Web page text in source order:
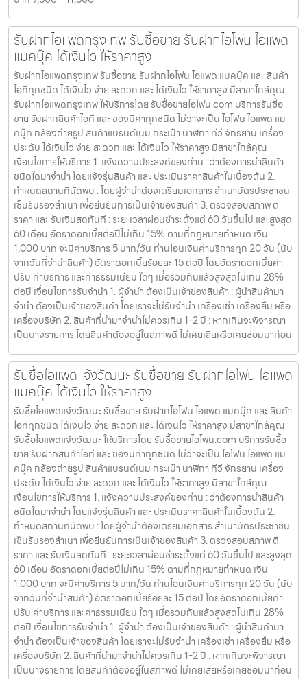
รับฝากไอแพดกรุงเทพ รับซื้อขาย รับฝากไอโฟน ไอแพด
แมคบุ๊ค ได้เงินไว ให้ราคาสูง
รับฝากไอแพดกรุงเทพ รับซื้อขาย รับฝากไอโฟน ไอแพด แมคบุ๊ค และ สินค้า
ไอทีทุกชนิด ได้เงินไว ง่าย สะดวก และ ได้เงินไว ให้ราคาสูง มีสาขาใกล้คุณ
รับฝากไอแพดกรุงเทพ ให้บริการโดย รับซื้อขายไอโฟน.com บริการรับซื้อ
ขาย รับฝากสินค้าไอที และ ของมีค่าทุกชนิด ไม่ว่าจะเป็น ไอโฟน ไอแพด แม
คบุ๊ค กล้องถ่ายรูป สินค้าแบรนด์เนม กระเป๋า นาฬิกา ทีวี จักรยาน เครื่อง
ประดับ ได้เงินไว ง่าย สะดวก และ ได้เงินไว ให้ราคาสูง มีสาขาใกล้คุณ
เงื่อนไขการให้บริการ 1. แจ้งความประสงค์ของท่าน : ว่าต้องการนำสินค้า
ชนิดใดมาจำนำ โดยแจ้งรุ่นสินค้า และ ประเมินราคาสินค้าในเบื้องต้น 2.
กำหนดสถานที่นัดพบ : โดยผู้จำนำต้องเตรียมเอกสาร สำเนาบัตรประชาชน
เซ็นรับรองสำเนา เพื่อยืนยันการเป็นเจ้าของสินค้า 3. ตรวจสอบสภาพ ตี
ราคา และ รับเงินสดทันที : ระยะเวลาผ่อนชำระตั้งแต่ 60 วันขึ้นไป และสูงสุด
60 เดือน อัตราดอกเบี้ยต่อปีไม่เกิน 15% ตามที่กฏหมายกำหนด เงิน
1,000 บาท จะมีค่าบริการ 5 บาท/วัน ท่านโอนเงินค่าบริการทุก 20 วัน (นับ
จากวันที่จำนำสินค้า) อัตราดอกเบี้ยร้อยละ 15 ต่อปี โดยอัตราดอกเบี้ยค่า
ปรับ ค่าบริการ และค่าธรรมเนียม ใดๆ เมื่อรวมกันแล้วสูงสุดไม่เกิน 28%
ต่อปี เงื่อนไขการรับจำนำ 1. ผู้จำนำ ต้องเป็นเจ้าของสินค้า : ผู้นำสินค้ามา
จำนำ ต้องเป็นเจ้าของสินค้า โดยเราจะไม่รับจำนำ เครื่องเช่า เครื่องยืม หรือ
เครื่องบริษัท 2. สินค้าที่นำมาจำนำไม่ควรเกิน 1-2 ปี : หากเกินจะพิจารณา
เป็นบางรายการ โดยสินค้าต้องอยู่ในสภาพดี ไม่เคยเสียหรือเคยซ่อมมาก่อน
รับซื้อไอแพดแจ้งวัฒนะ รับซื้อขาย รับฝากไอโฟน ไอแพด
แมคบุ๊ค ได้เงินไว ให้ราคาสูง
รับซื้อไอแพดแจ้งวัฒนะ รับซื้อขาย รับฝากไอโฟน ไอแพด แมคบุ๊ค และ สินค้า
ไอทีทุกชนิด ได้เงินไว ง่าย สะดวก และ ได้เงินไว ให้ราคาสูง มีสาขาใกล้คุณ
รับซื้อไอแพดแจ้งวัฒนะ ให้บริการโดย รับซื้อขายไอโฟน.com บริการรับซื้อ
ขาย รับฝากสินค้าไอที และ ของมีค่าทุกชนิด ไม่ว่าจะเป็น ไอโฟน ไอแพด แม
คบุ๊ค กล้องถ่ายรูป สินค้าแบรนด์เนม กระเป๋า นาฬิกา ทีวี จักรยาน เครื่อง
ประดับ ได้เงินไว ง่าย สะดวก และ ได้เงินไว ให้ราคาสูง มีสาขาใกล้คุณ
เงื่อนไขการให้บริการ 1. แจ้งความประสงค์ของท่าน : ว่าต้องการนำสินค้า
ชนิดใดมาจำนำ โดยแจ้งรุ่นสินค้า และ ประเมินราคาสินค้าในเบื้องต้น 2.
กำหนดสถานที่นัดพบ : โดยผู้จำนำต้องเตรียมเอกสาร สำเนาบัตรประชาชน
เซ็นรับรองสำเนา เพื่อยืนยันการเป็นเจ้าของสินค้า 3. ตรวจสอบสภาพ ตี
ราคา และ รับเงินสดทันที : ระยะเวลาผ่อนชำระตั้งแต่ 60 วันขึ้นไป และสูงสุด
60 เดือน อัตราดอกเบี้ยต่อปีไม่เกิน 15% ตามที่กฏหมายกำหนด เงิน
1,000 บาท จะมีค่าบริการ 5 บาท/วัน ท่านโอนเงินค่าบริการทุก 20 วัน (นับ
จากวันที่จำนำสินค้า) อัตราดอกเบี้ยร้อยละ 15 ต่อปี โดยอัตราดอกเบี้ยค่า
ปรับ ค่าบริการ และค่าธรรมเนียม ใดๆ เมื่อรวมกันแล้วสูงสุดไม่เกิน 28%
ต่อปี เงื่อนไขการรับจำนำ 1. ผู้จำนำ ต้องเป็นเจ้าของสินค้า : ผู้นำสินค้ามา
จำนำ ต้องเป็นเจ้าของสินค้า โดยเราจะไม่รับจำนำ เครื่องเช่า เครื่องยืม หรือ
เครื่องบริษัท 2. สินค้าที่นำมาจำนำไม่ควรเกิน 1-2 ปี : หากเกินจะพิจารณา
เป็นบางรายการ โดยสินค้าต้องอยู่ในสภาพดี ไม่เคยเสียหรือเคยซ่อมมาก่อน